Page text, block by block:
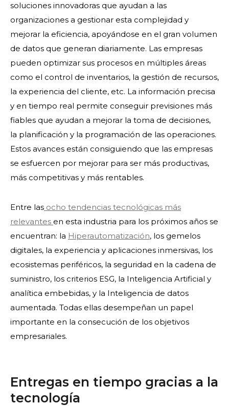
soluciones innovadoras que ayudan a las
organizaciones a gestionar esta complejidad y
mejorar la eficiencia, apoyándose en el gran volumen
de datos que generan diariamente. Las empresas
pueden optimizar sus procesos en múltiples áreas
como el control de inventarios, la gestión de recursos,
la experiencia del cliente, etc. La información precisa
y en tiempo real permite conseguir previsiones más
fiables que ayudan a mejorar la toma de decisiones,
la planificación y la programación de las operaciones.
Estos avances están consiguiendo que las empresas
se esfuercen por mejorar para ser más productivas,
más competitivas y más rentables.
Entre las ocho tendencias tecnológicas más
relevantes en esta industria para los próximos años se
encuentran: la Hiperautomatización, los gemelos
digitales, la experiencia y aplicaciones inmersivas, los
ecosistemas periféricos, la seguridad en la cadena de
suministro, los criterios ESG, la Inteligencia Artificial y
analítica embebidas, y la Inteligencia de datos
aumentada. Todas ellas desempeñan un papel
importante en la consecución de los objetivos
empresariales.
Entregas en tiempo gracias a la
tecnología